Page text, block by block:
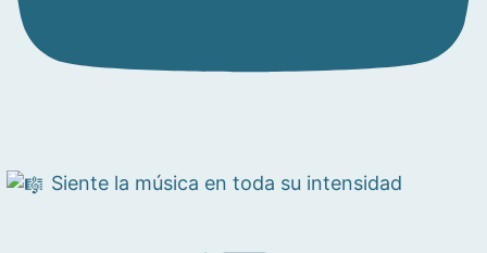
Siente la música en toda su intensidad